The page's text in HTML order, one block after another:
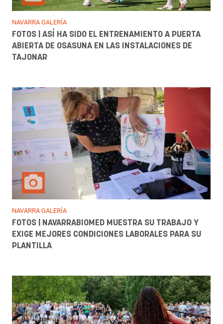
NAVARRA GALERÍA
FOTOS | ASÍ HA SIDO EL ENTRENAMIENTO A PUERTA
ABIERTA DE OSASUNA EN LAS INSTALACIONES DE
TAJONAR
NAVARRA GALERÍA
FOTOS | NAVARRABIOMED MUESTRA SU TRABAJO Y
EXIGE MEJORES CONDICIONES LABORALES PARA SU
PLANTILLA